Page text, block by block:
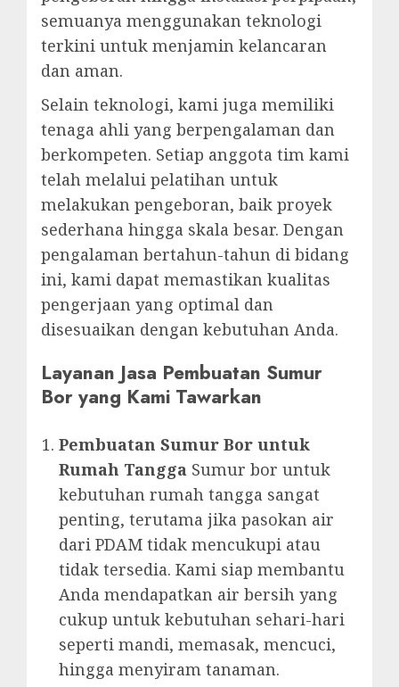
semuanya menggunakan teknologi
terkini untuk menjamin kelancaran
dan aman.
Selain teknologi, kami juga memiliki
tenaga ahli yang berpengalaman dan
berkompeten. Setiap anggota tim kami
telah melalui pelatihan untuk
melakukan pengeboran, baik proyek
sederhana hingga skala besar. Dengan
pengalaman bertahun-tahun di bidang
ini, kami dapat memastikan kualitas
pengerjaan yang optimal dan
disesuaikan dengan kebutuhan Anda.
Layanan Jasa Pembuatan Sumur
Bor yang Kami Tawarkan
Pembuatan Sumur Bor untuk
Rumah Tangga Sumur bor untuk
kebutuhan rumah tangga sangat
penting, terutama jika pasokan air
dari PDAM tidak mencukupi atau
tidak tersedia. Kami siap membantu
Anda mendapatkan air bersih yang
cukup untuk kebutuhan sehari-hari
seperti mandi, memasak, mencuci,
hingga menyiram tanaman.